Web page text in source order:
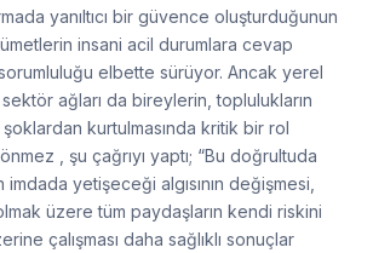
yanıltıcı bir güvence oluşturduğunun
insani acil durumlara cevap
elbette sürüyor. Ancak yerel
ağları da bireylerin, toplulukların
kurtulmasında kritik bir rol
, şu çağrıyı yaptı; “Bu doğrultuda
yetişeceği algısının değişmesi,
üzere tüm paydaşların kendi riskini
çalışması daha sağlıklı sonuçlar